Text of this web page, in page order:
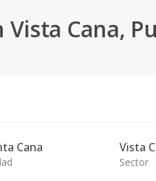
Cana,
Cana Vista
Sector